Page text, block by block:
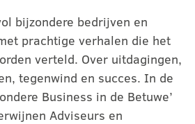
bijzondere bedrijven en
prachtige verhalen die het
verteld. Over uitdagingen,
tegenwind en succes. In de
Business in de Betuwe’
Adviseurs en